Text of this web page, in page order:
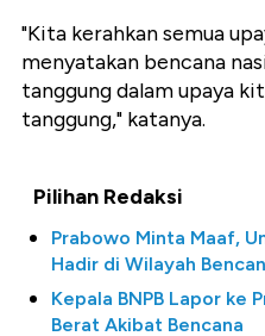
"Kita kerahkan semua
menyatakan bencana
tanggung dalam upaya
tanggung," katanya.
Pilihan Redaksi
Prabowo Minta Maaf,
Hadir di Wilayah
Kepala BNPB Lapor ke
Berat Akibat Bencana